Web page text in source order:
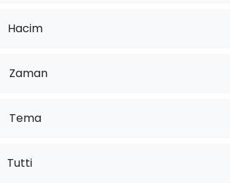
Hacim
Zaman
Tema
Tutti